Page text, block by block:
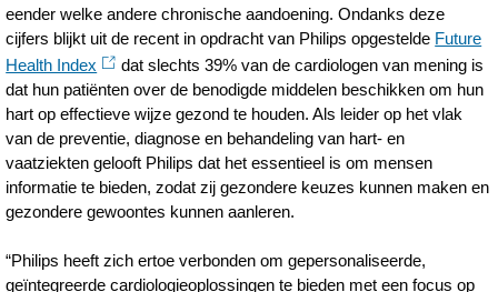
eender welke andere chronische aandoening. Ondanks deze
cijfers blijkt uit de recent in opdracht van Philips opgestelde Future
Health Index
dat slechts 39% van de cardiologen van mening is
dat hun patiënten over de benodigde middelen beschikken om hun
hart op effectieve wijze gezond te houden. Als leider op het vlak
van de preventie, diagnose en behandeling van hart- en
vaatziekten gelooft Philips dat het essentieel is om mensen
informatie te bieden, zodat zij gezondere keuzes kunnen maken en
gezondere gewoontes kunnen aanleren.
“Philips heeft zich ertoe verbonden om gepersonaliseerde,
geïntegreerde cardiologieoplossingen te bieden met een focus op